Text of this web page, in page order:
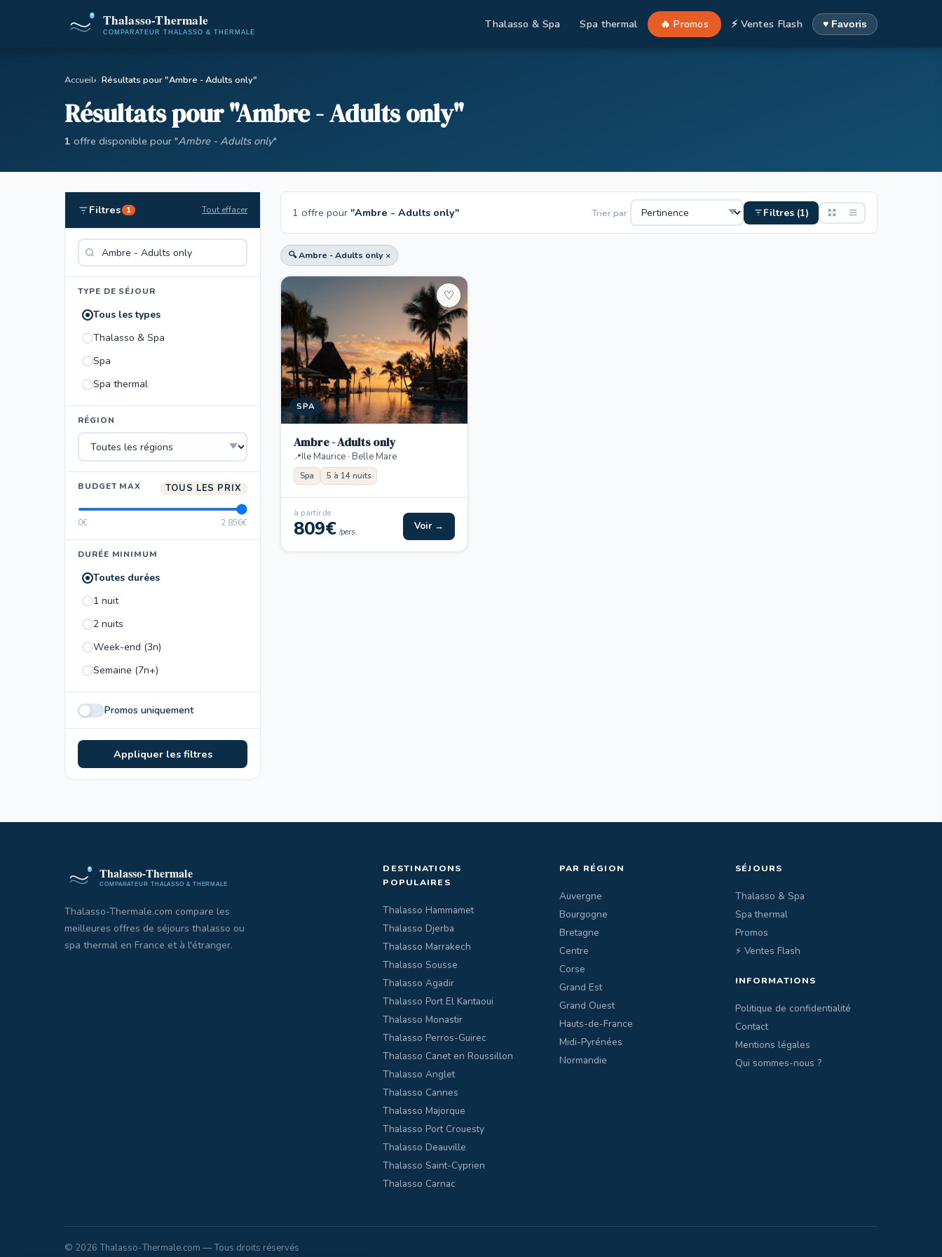
Thalasso & Spa Spa thermal 🔥 Promos ⚡ Ventes Flash ♥ Favoris
Accueil Résultats pour "Ambre - Adults only"
Résultats pour "Ambre - Adults only"
1 offre disponible pour "Ambre - Adults only"
Filtres 1 Tout effacer
TYPE DE SÉJOUR
Tous les types
Thalasso & Spa
Spa
Spa thermal
RÉGION
BUDGET MAX TOUS LES PRIX
0€ 2 856€
DURÉE MINIMUM
Toutes durées
1 nuit
2 nuits
Week-end (3n)
Semaine (7n+)
Promos uniquement
Appliquer les filtres
1 offre pour "Ambre - Adults only" Trier par Filtres (1)
🔍 Ambre - Adults only ×
SPA
♡
Ambre - Adults only
Ile Maurice · Belle Mare
Spa 5 à 14 nuits
à partir de
809€ /pers. Voir →
Thalasso-Thermale.com compare les
meilleures offres de séjours thalasso ou
spa thermal en France et à l'étranger.
DESTINATIONS
POPULAIRES
Thalasso Hammamet
Thalasso Djerba
Thalasso Marrakech
Thalasso Sousse
Thalasso Agadir
Thalasso Port El Kantaoui
Thalasso Monastir
Thalasso Perros-Guirec
Thalasso Canet en Roussillon
Thalasso Anglet
Thalasso Cannes
Thalasso Majorque
Thalasso Port Crouesty
Thalasso Deauville
Thalasso Saint-Cyprien
Thalasso Carnac
PAR RÉGION
Auvergne
Bourgogne
Bretagne
Centre
Corse
Grand Est
Grand Ouest
Hauts-de-France
Midi-Pyrénées
Normandie
SÉJOURS
Thalasso & Spa
Spa thermal
Promos
⚡ Ventes Flash
INFORMATIONS
Politique de confidentialité
Contact
Mentions légales
Qui sommes-nous ?
© 2026 Thalasso-Thermale.com — Tous droits réservés